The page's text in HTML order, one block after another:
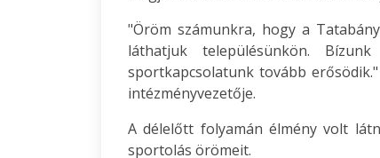
"Öröm számunkra, hogy a
láthatjuk településünkön.
sportkapcsolatunk tovább
intézményvezetője.
A délelőtt folyamán élmény volt
sportolás örömeit.